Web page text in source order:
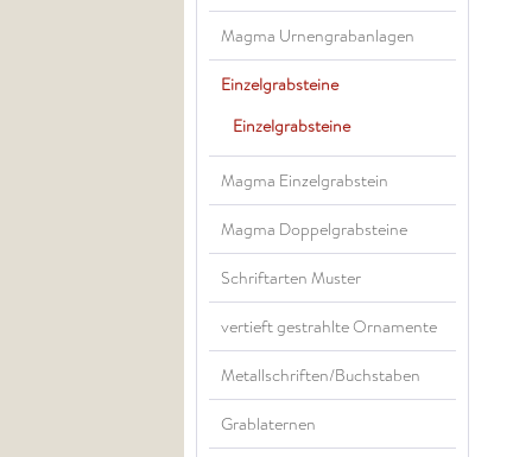
Magma Urnengrabanlagen
Einzelgrabsteine
Einzelgrabsteine
Magma Einzelgrabstein
Magma Doppelgrabsteine
Schriftarten Muster
vertieft gestrahlte Ornamente
Metallschriften/Buchstaben
Grablaternen